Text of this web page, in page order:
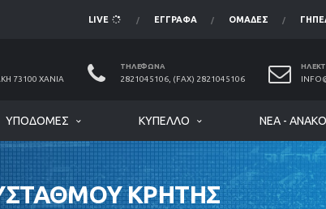
LIVE ΈΓΓΡΑΦΑ ΟΜΆΔΕΣ
73100 ΧΑΝΙΆ
ΤΗΛΈΦΩΝΑ
2821045106, (FAX) 2821045106
ΥΠΟΔΟΜΈΣ ΚΎΠΕΛΛΟ ΝΈΑ -
ΚΡΗΤΗΣ